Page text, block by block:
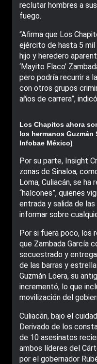
reclutar hombres a
fuego.
“Afirma que Los
ejército de hasta 5
hijo y heredero
‘Mayito Flaco’
pero podría recurrir a
con otros grupos
años de carrera”,
Los Chapitos ahora
los hermanos Guzmán
Infobae México)
Por su parte, Insight
zonas de Sinaloa,
Loma, Culiacán, se ha
“halcones”, quienes
entrada y salida de
informar sobre
Por si fuera poco, los
que Zambada García
secuestrado y
de las barras y
Guzmán Loera, su
incrementó, lo que
movilización del
Culiacán, bajo el
Derivado de los
de 10 asesinatos
ambos líderes del
por el gobernador